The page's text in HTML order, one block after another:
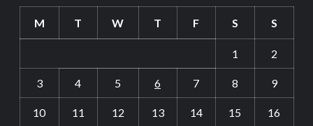
M T W T F S S
1 2
3 4 5 6 7 8 9
10 11 12 13 14 15 16